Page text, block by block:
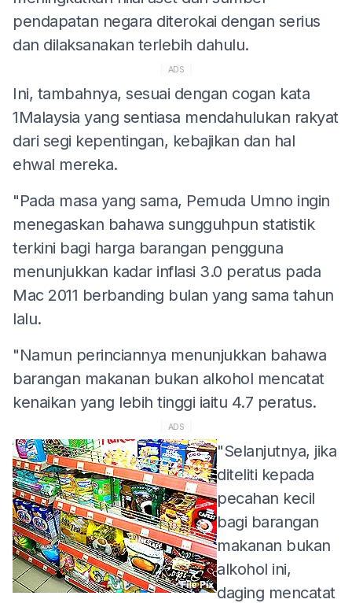
pendapatan negara diterokai dengan serius
dan dilaksanakan terlebih dahulu.
ADS
Ini, tambahnya, sesuai dengan cogan kata
1Malaysia yang sentiasa mendahulukan rakyat
dari segi kepentingan, kebajikan dan hal
ehwal mereka.
"Pada masa yang sama, Pemuda Umno ingin
menegaskan bahawa sungguhpun statistik
terkini bagi harga barangan pengguna
menunjukkan kadar inflasi 3.0 peratus pada
Mac 2011 berbanding bulan yang sama tahun
lalu.
"Namun perinciannya menunjukkan bahawa
barangan makanan bukan alkohol mencatat
kenaikan yang lebih tinggi iaitu 4.7 peratus.
ADS
"Selanjutnya, jika
diteliti kepada
pecahan kecil
bagi barangan
makanan bukan
alkohol ini,
daging mencatat